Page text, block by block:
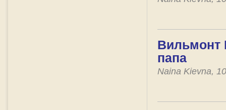
Вильмонт
папа
Naina Kievna,